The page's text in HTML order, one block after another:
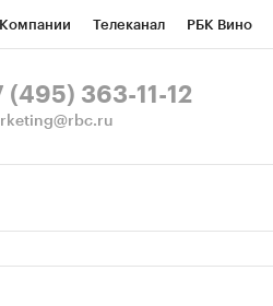
Телеканал РБК Вино
Спецпроекты
(495) 363-11-12